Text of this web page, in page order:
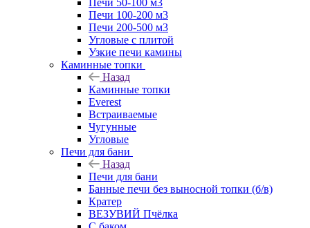
Печи 50-100 м3
Печи 100-200 м3
Печи 200-500 м3
Угловые с плитой
Узкие печи камины
Каминные топки
Назад
Каминные топки
Everest
Встраиваемые
Чугунные
Угловые
Печи для бани
Назад
Печи для бани
Банные печи без выносной топки (б/в)
Кратер
ВЕЗУВИЙ Пчёлка